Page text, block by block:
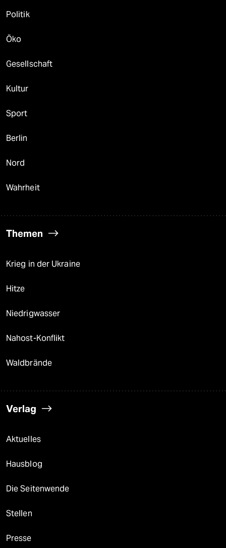
Politik
Öko
Gesellschaft
Kultur
Sport
Berlin
Nord
Wahrheit
Themen
Krieg in der Ukraine
Hitze
Niedrigwasser
Nahost-Konflikt
Waldbrände
Verlag
Aktuelles
Hausblog
Die Seitenwende
Stellen
Presse